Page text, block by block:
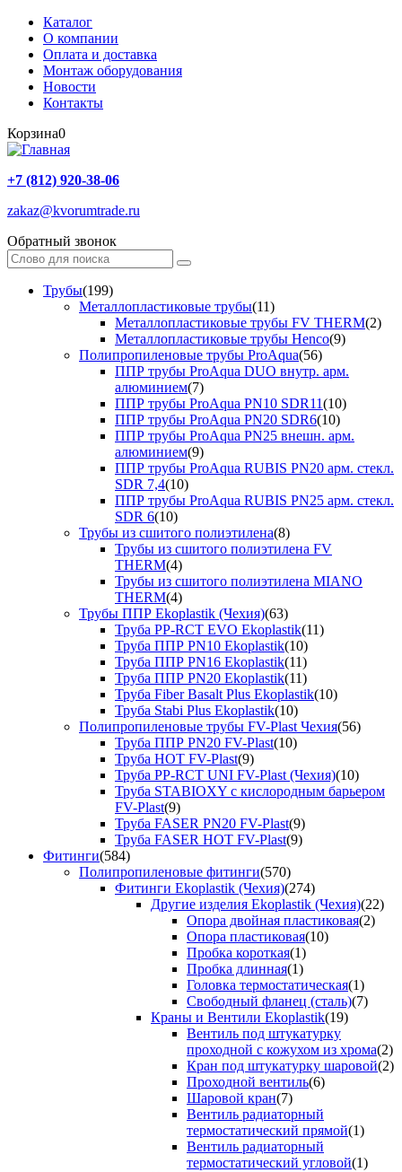
Каталог
О компании
Оплата и доставка
Монтаж оборудования
Новости
Контакты
Корзина0
+7 (812) 920-38-06
zakaz@kvorumtrade.ru
Обратный звонок
Трубы(199)
Металлопластиковые трубы(11)
Металлопластиковые трубы FV THERM(2)
Металлопластиковые трубы Henco(9)
Полипропиленовые трубы ProAqua(56)
ППР трубы ProAqua DUO внутр. арм.
алюминием(7)
ППР трубы ProAqua PN10 SDR11(10)
ППР трубы ProAqua PN20 SDR6(10)
ППР трубы ProAqua PN25 внешн. арм.
алюминием(9)
ППР трубы ProAqua RUBIS PN20 арм. стекл.
SDR 7,4(10)
ППР трубы ProAqua RUBIS PN25 арм. стекл.
SDR 6(10)
Трубы из сшитого полиэтилена(8)
Трубы из сшитого полиэтилена FV
THERM(4)
Трубы из сшитого полиэтилена MIANO
THERM(4)
Трубы ППР Ekoplastik (Чехия)(63)
Труба PP-RCT EVO Ekoplastik(11)
Труба ППР PN10 Ekoplastik(10)
Труба ППР PN16 Ekoplastik(11)
Труба ППР PN20 Ekoplastik(11)
Труба Fiber Basalt Plus Ekoplastik(10)
Труба Stabi Plus Ekoplastik(10)
Полипропиленовые трубы FV-Plast Чехия(56)
Труба ППР PN20 FV-Plast(10)
Труба HOT FV-Plast(9)
Труба PP-RCT UNI FV-Plast (Чехия)(10)
Труба STABIOXY с кислородным барьером
FV-Plast(9)
Труба FASER PN20 FV-Plast(9)
Труба FASER HOT FV-Plast(9)
Фитинги(584)
Полипропиленовые фитинги(570)
Фитинги Ekoplastik (Чехия)(274)
Другие изделия Ekoplastik (Чехия)(22)
Опора двойная пластиковая(2)
Опора пластиковая(10)
Пробка короткая(1)
Пробка длинная(1)
Головка термостатическая(1)
Свободный фланец (сталь)(7)
Краны и Вентили Ekoplastik(19)
Вентиль под штукатурку
проходной с кожухом из хрома(2)
Кран под штукатурку шаровой(2)
Проходной вентиль(6)
Шаровой кран(7)
Вентиль радиаторный
термостатический прямой(1)
Вентиль радиаторный
термостатический угловой(1)